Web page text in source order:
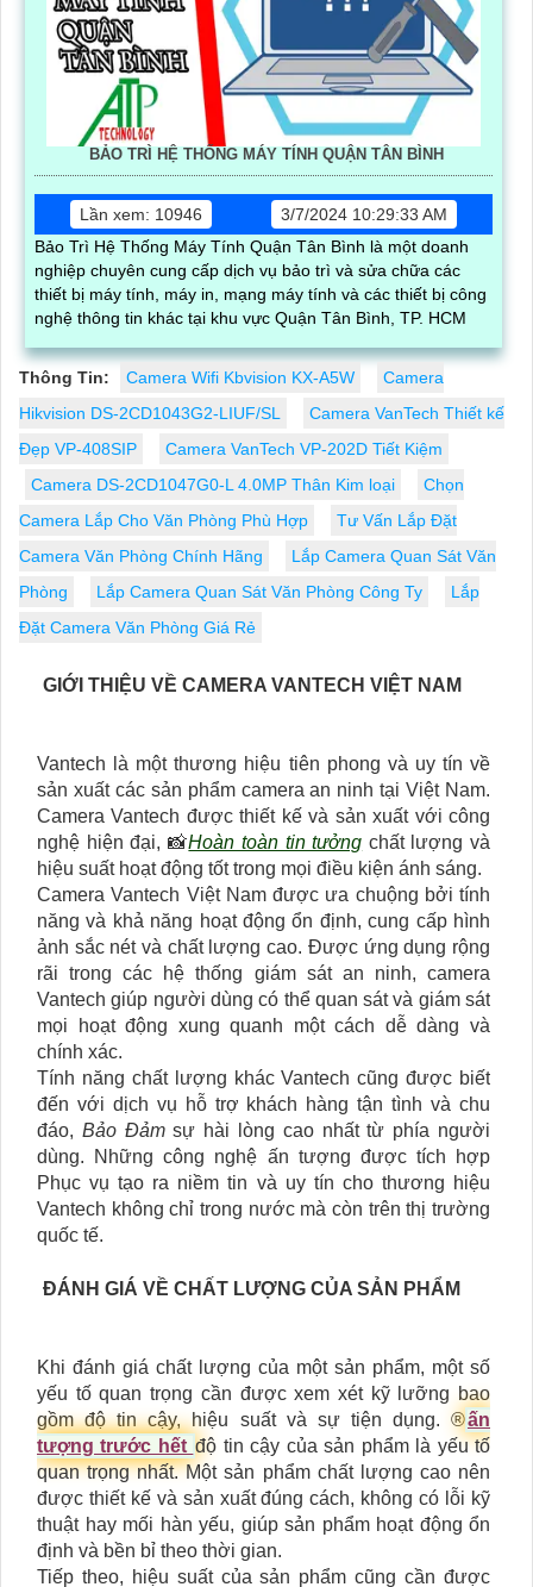
BẢO TRÌ HỆ THỐNG MÁY TÍNH QUẬN TÂN BÌNH
Lần xem: 10946
3/7/2024 10:29:33 AM
Bảo Trì Hệ Thống Máy Tính Quận Tân Bình là một doanh
nghiệp chuyên cung cấp dịch vụ bảo trì và sửa chữa các
thiết bị máy tính, máy in, mạng máy tính và các thiết bị công
nghệ thông tin khác tại khu vực Quận Tân Bình, TP. HCM
Thông Tin: Camera Wifi Kbvision KX-A5W
Camera
Hikvision DS-2CD1043G2-LIUF/SL
Camera VanTech Thiết kế
Đẹp VP-408SIP
Camera VanTech VP-202D Tiết Kiệm
Camera DS-2CD1047G0-L 4.0MP Thân Kim loại
Chọn
Camera Lắp Cho Văn Phòng Phù Hợp
Tư Vấn Lắp Đặt
Camera Văn Phòng Chính Hãng
Lắp Camera Quan Sát Văn
Phòng
Lắp Camera Quan Sát Văn Phòng Công Ty
Lắp
Đặt Camera Văn Phòng Giá Rẻ
GIỚI THIỆU VỀ CAMERA VANTECH VIỆT NAM
Vantech là một thương hiệu tiên phong và uy tín về
sản xuất các sản phẩm camera an ninh tại Việt Nam.
Camera Vantech được thiết kế và sản xuất với công
nghệ hiện đại, 📸Hoàn toàn tin tưởng chất lượng và
hiệu suất hoạt động tốt trong mọi điều kiện ánh sáng.
Camera Vantech Việt Nam được ưa chuộng bởi tính
năng và khả năng hoạt động ổn định, cung cấp hình
ảnh sắc nét và chất lượng cao. Được ứng dụng rộng
rãi trong các hệ thống giám sát an ninh, camera
Vantech giúp người dùng có thể quan sát và giám sát
mọi hoạt động xung quanh một cách dễ dàng và
chính xác.
Tính năng chất lượng khác Vantech cũng được biết
đến với dịch vụ hỗ trợ khách hàng tận tình và chu
đáo, Bảo Đảmsự hài lòng cao nhất từ phía người
dùng. Những công nghệ ấn tượng được tích hợp
Phục vụ tạo ra niềm tin và uy tín cho thương hiệu
Vantech không chỉ trong nước mà còn trên thị trường
quốc tế.
ĐÁNH GIÁ VỀ CHẤT LƯỢNG CỦA SẢN PHẨM
Khi đánh giá chất lượng của một sản phẩm, một số
yếu tố quan trọng cần được xem xét kỹ lưỡng bao
gồm độ tin cậy, hiệu suất và sự tiện dụng. ®️ấn
tượng trước hết độ tin cậy của sản phẩm là yếu tố
quan trọng nhất. Một sản phẩm chất lượng cao nên
được thiết kế và sản xuất đúng cách, không có lỗi kỹ
thuật hay mối hàn yếu, giúp sản phẩm hoạt động ổn
định và bền bỉ theo thời gian.
Tiếp theo, hiệu suất của sản phẩm cũng cần được